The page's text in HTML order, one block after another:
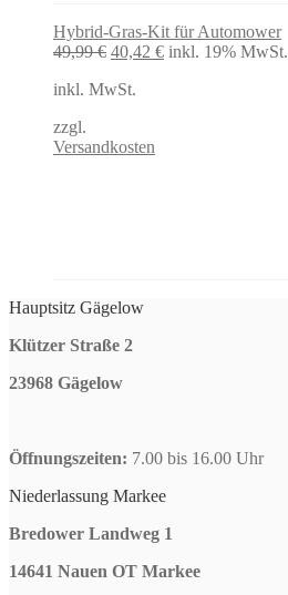
Hybrid-Gras-Kit für Automower
49,99€ Ursprünglicher
war:
40,42 €Aktueller
inkl. 19% MwSt.
inkl. MwSt.
zzgl.
Versandkosten
Hauptsitz Gägelow
Klützer Straße 2
23968 Gägelow
Öffnungszeiten: 7.00 bis 16.00 Uhr
Niederlassung Markee
Bredower Landweg 1
14641 Nauen OT Markee